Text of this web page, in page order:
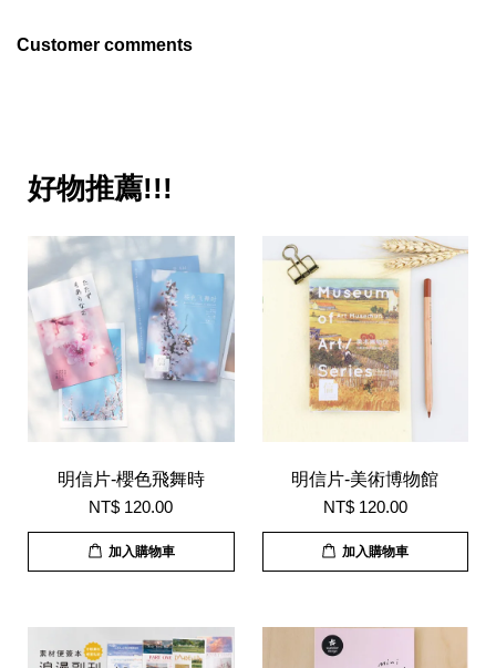
Customer comments
好物推薦!!!
明信片-櫻色飛舞時
NT$ 120.00
加入購物車
明信片-美術博物館
NT$ 120.00
加入購物車